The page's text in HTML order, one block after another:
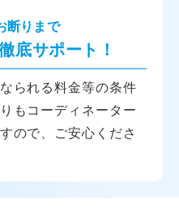
断りまで
底サポート！
られる料金等の条件
もコーディネーター
ので、ご安心くださ